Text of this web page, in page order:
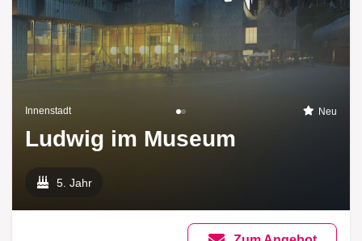
Innenstadt Neu
Ludwig im Museum
5. Jahr